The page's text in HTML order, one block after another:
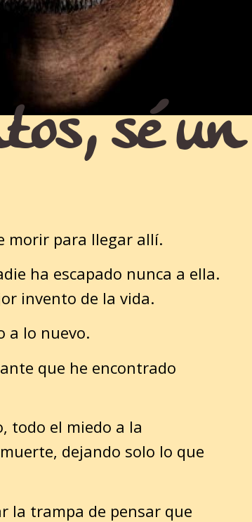
sé un
morir para llegar allí.
ha escapado nunca a ella.
invento de la vida.
a lo nuevo.
que he encontrado
todo el miedo a la
dejando solo lo que
la trampa de pensar que